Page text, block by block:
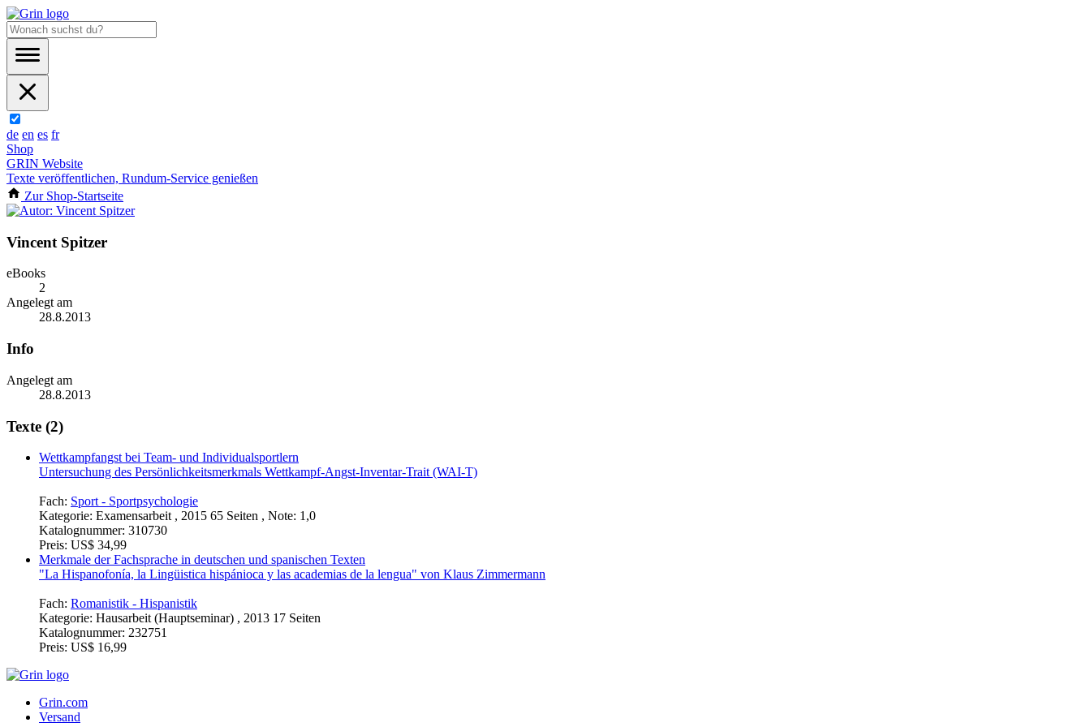
de en es fr
Shop
GRIN Website
Texte veröffentlichen, Rundum-Service genießen
Zur Shop-Startseite
Vincent Spitzer
eBooks
2
Angelegt am
28.8.2013
Info
Angelegt am
28.8.2013
Texte (2)
Wettkampfangst bei Team- und Individualsportlern
Untersuchung des Persönlichkeitsmerkmals Wettkampf-Angst-Inventar-Trait (WAI-T)
Fach: Sport - Sportpsychologie
Kategorie: Examensarbeit , 2015 65 Seiten , Note: 1,0
Katalognummer: 310730
Preis: US$ 34,99
Merkmale der Fachsprache in deutschen und spanischen Texten
"La Hispanofonía, la Lingüistica hispánioca y las academias de la lengua" von Klaus Zimmermann
Fach: Romanistik - Hispanistik
Kategorie: Hausarbeit (Hauptseminar) , 2013 17 Seiten
Katalognummer: 232751
Preis: US$ 16,99
Grin.com
Versand